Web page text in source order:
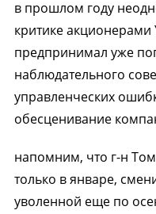
в прошлом году
критике
предпринимал уже
наблюдательного
управленческих
обесценивание
напомним, что г-н
только в январе,
уволенной еще по